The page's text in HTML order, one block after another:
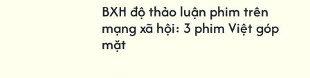
BXH độ thảo luận phim trên
mạng xã hội: 3 phim Việt góp
mặt